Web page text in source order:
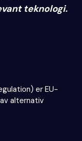
teknologi.
er EU-
alternativ